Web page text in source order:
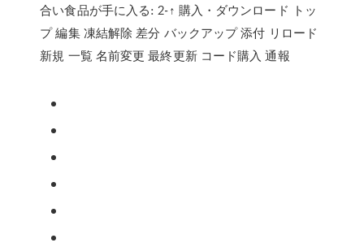
合い食品が手に入る: 2-↑ 購入・ダウンロード トッ
プ 編集 凍結解除 差分 バックアップ 添付 リロード
新規 一覧 名前変更 最終更新 コード購入 通報